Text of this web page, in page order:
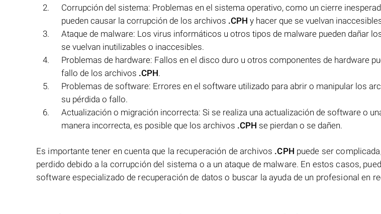
Corrupción del sistema: Problemas en el sistema operativo, como un cierre
pueden causar la corrupción de los archivos .CPH y hacer que se vuelvan
Ataque de malware: Los virus informáticos u otros tipos de malware pueden dañar
se vuelvan inutilizables o inaccesibles.
Problemas de hardware: Fallos en el disco duro u otros componentes de hardware
fallo de los archivos .CPH.
Problemas de software: Errores en el software utilizado para abrir o manipular los
su pérdida o fallo.
Actualización o migración incorrecta: Si se realiza una actualización de software o
manera incorrecta, es posible que los archivos .CPH se pierdan o se dañen.
Es importante tener en cuenta que la recuperación de archivos .CPH puede ser
perdido debido a la corrupción del sistema o a un ataque de malware. En estos casos,
software especializado de recuperación de datos o buscar la ayuda de un profesional en